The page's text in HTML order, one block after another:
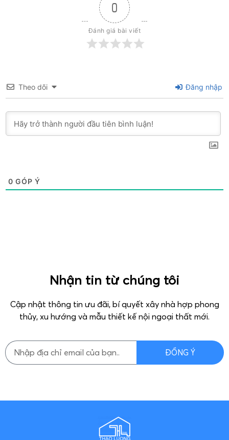
0
Đánh giá bài viết
Theo dõi Đăng nhập
0 GÓP Ý
Nhận tin từ chúng tôi
Cập nhật thông tin ưu đãi, bí quyết xây nhà hợp phong
thủy, xu hướng và mẫu thiết kế nội ngoại thất mới.
ĐỒNG Ý